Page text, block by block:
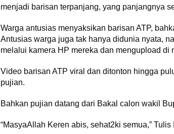
menjadi barisan terpanjang, yang panjangnya
Warga antusias menyaksikan barisan ATP,
Antusias warga juga tak hanya didunia nyata,
melalui kamera HP mereka dan mengupload di
Video barisan ATP viral dan ditonton hingga
pujian.
Bahkan pujian datang dari Bakal calon wakil
“MasyaAllah Keren abis, sehat2ki semua,”